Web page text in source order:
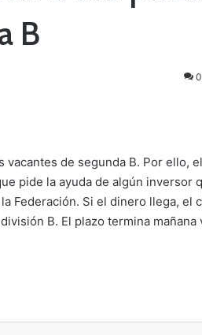
B
0
vacantes de segunda B. Por ello,
pide la ayuda de algún inversor
Federación. Si el dinero llega, el
B. El plazo termina mañana